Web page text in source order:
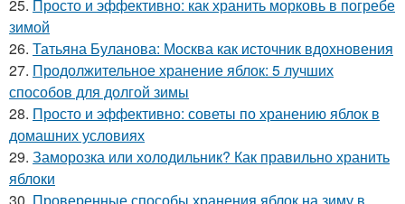
25. Просто и эффективно: как хранить морковь в погребе
зимой
26. Татьяна Буланова: Москва как источник вдохновения
27. Продолжительное хранение яблок: 5 лучших
способов для долгой зимы
28. Просто и эффективно: советы по хранению яблок в
домашних условиях
29. Заморозка или холодильник? Как правильно хранить
яблоки